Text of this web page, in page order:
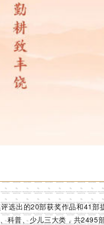
选出的20部获奖作品和41
科普、少儿三大类，共2495